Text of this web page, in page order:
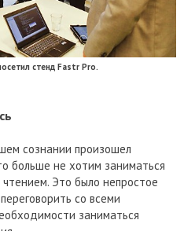
стенд Fastr Pro.
сознании произошел
больше не хотим заниматься
Это было непростое
со всеми
заниматься